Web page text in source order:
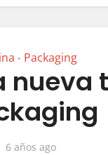
• Packaging
nueva
6 años ago